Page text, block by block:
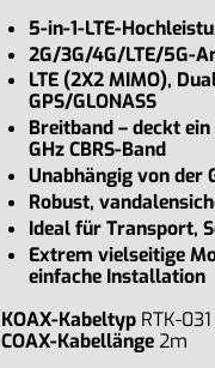
5-in-1-LTE-
2G/3G/4G/LTE/5G-
LTE (2X2 MIMO),
GPS/GLONASS
Breitband – deckt
GHz CBRS-Band
Unabhängig von der
Robust,
Ideal für Transport,
Extrem vielseitige
einfache Installation
KOAX-Kabeltyp RTK-031
COAX-Kabellänge2m